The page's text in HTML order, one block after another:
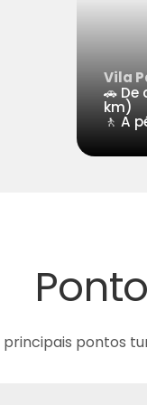
Vila
🚗 De
km)
🚶 A
principais pontos